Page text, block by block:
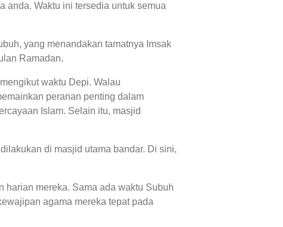
anda. Waktu ini tersedia untuk semua
yang menandakan tamatnya Imsak
Ramadan.
waktu Depi. Walau
peranan penting dalam
Islam. Selain itu, masjid
di masjid utama bandar. Di sini,
harian mereka. Sama ada waktu Subuh
agama mereka tepat pada